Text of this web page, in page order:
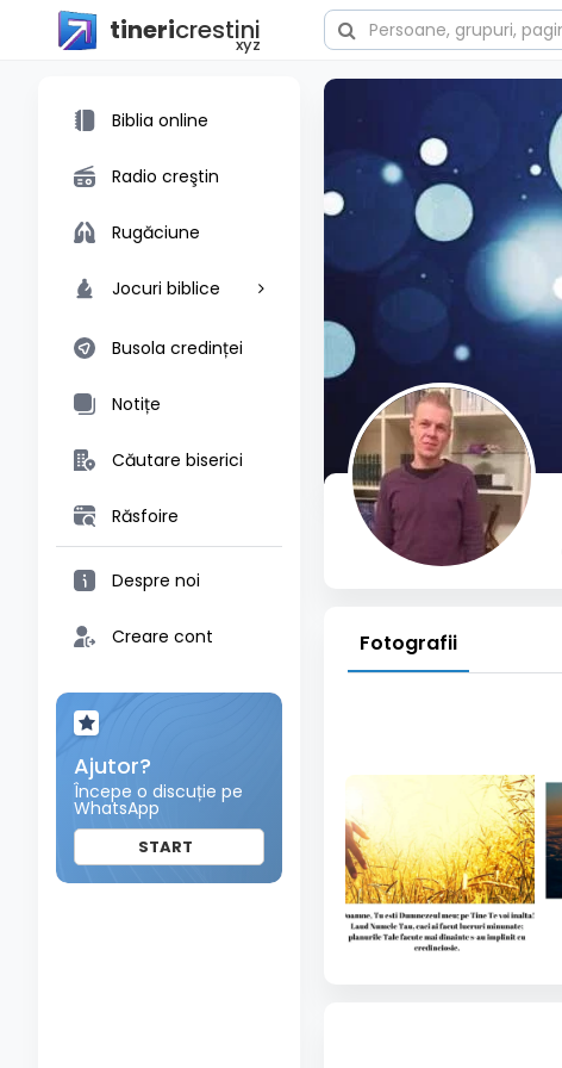
tinericrestini
xyz
Biblia online
Radio creştin
Rugăciune
Jocuri biblice
Busola credinței
Notițe
Căutare biserici
Răsfoire
Despre noi
Creare cont
Ajutor?
Începe o discuție pe
WhatsApp
START
Fotografii